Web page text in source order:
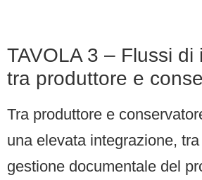
TAVOLA 3 – Flussi di
tra produttore e
Tra produttore e
una elevata integrazione,
gestione documentale del